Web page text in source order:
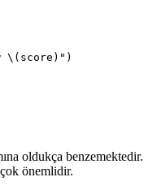
\( score ) " )
oldukça benzemektedir.
önemlidir.